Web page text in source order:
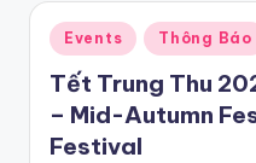
Posted
in
Events Thông Báo
Tết Trung Thu
– Mid-Autumn
Festival